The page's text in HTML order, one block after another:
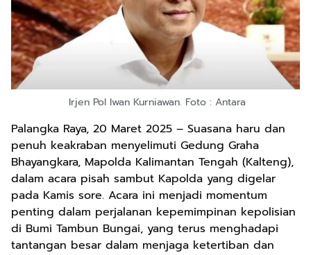
Irjen Pol Iwan Kurniawan. Foto : Antara
Palangka Raya, 20 Maret 2025 – Suasana haru dan
penuh keakraban menyelimuti Gedung Graha
Bhayangkara, Mapolda Kalimantan Tengah (Kalteng),
dalam acara pisah sambut Kapolda yang digelar
pada Kamis sore. Acara ini menjadi momentum
penting dalam perjalanan kepemimpinan kepolisian
di Bumi Tambun Bungai, yang terus menghadapi
tantangan besar dalam menjaga ketertiban dan